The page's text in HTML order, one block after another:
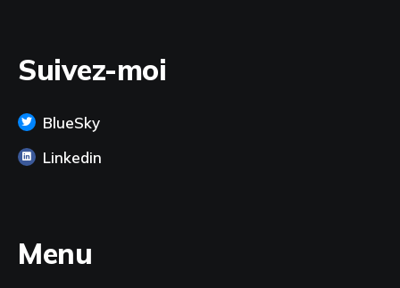
Suivez-moi
BlueSky
Linkedin
Menu